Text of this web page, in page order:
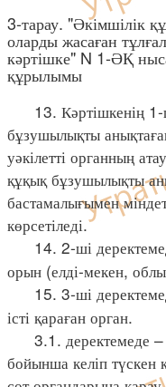
3-тарау. "Әкімшілік
оларды жасаған
кәртішке" N 1-ӘҚ
құрылымы
13. Кәртішкенің 1-
бұзушылықты
уәкілетті органның
құқық бұзушылықты
бастамалығымен
көрсетіледі.
14. 2-ші
орын (елді-мекен,
15. 3-ші
істі қараған орган.
3.1. деректемеде –
бойынша келіп түскен